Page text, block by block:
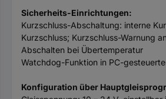
Sicherheits-Einrichtungen:
Kurzschluss-Abschaltung: interne
Kurzschluss; Kurzschluss-Warnung
Abschalten bei Übertemperatur
Watchdog-Funktion in PC-
Konfiguration über